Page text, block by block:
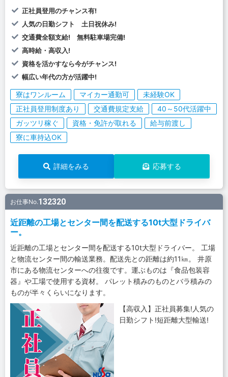
正社員登用のチャンス有!
人気の日勤シフト 土日祝休み!
交通費全額支給! 無料駐車場完備!
高時給・高収入!
資格を活かすなら今がチャンス!
幅広い年代の方が活躍中!
寮はワンルーム マイカー通勤可
未経験OK
正社員登用制度あり
交通費規定支給
40～50代活躍中
ガッツリ稼ぐ
資格・免許が取れる
給与前渡し
寮に車持込OK
詳細をみる 応募する
お仕事No.132320
近距離の工場とセンター間を配送する10t大型ドライバ
ー。
近距離の工場とセンター間を配送する10t大型ドライバー。 工場
と物流センター間の輸送業務。配送先との距離は約11㎞。 井原
市にある物流センターへの往復です。運ぶものは『食品包装容
器』や工場で使用する資材。 パレット積みのものとバラ積みの
ものが半々くらいになります。
【高収入】正社員募集!人気の
日勤シフト!短距離大型輸送!